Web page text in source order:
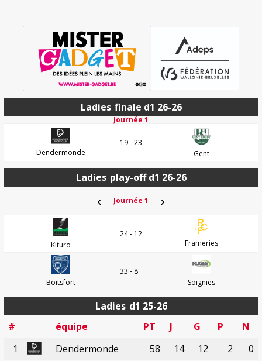
Ladies finale d1 26-26
Journée 1
Dendermonde
19 - 23
Gent
Ladies play-off d1 26-26
‹ Journée 1 ›
Kituro
24 - 12
Frameries
Boitsfort
33 - 8
Soignies
Ladies d1 25-26
#
équipe PT J G P
N
1
Dendermonde 58 14 12 2
0